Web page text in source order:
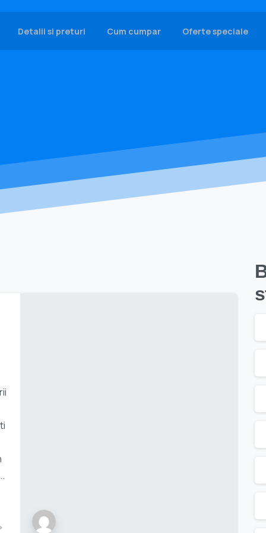
Detalii si preturi Cum cumpar Oferte speciale